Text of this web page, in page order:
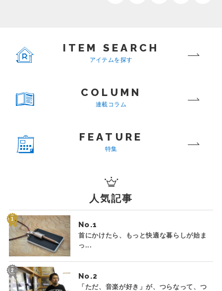
ITEM SEARCH
アイテムを探す
COLUMN
連載コラム
FEATURE
特集
人気記事
No.
首にかけたら、もっと快適な暮らしが始ま
っ...
No.
「ただ、音楽が好き」が、つらなって、つ